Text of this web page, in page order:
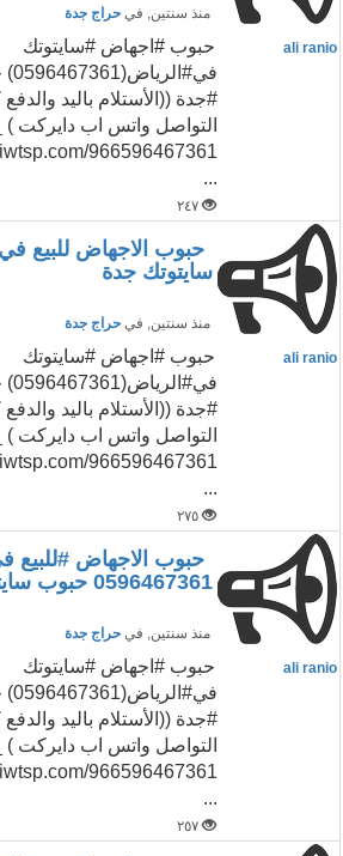
منذ سنتين, في حراج جدة
ali ranio
حبوب #اجهاض #سايتوتك
#جدة ((الأستلام باليد
التواصل واتس اب دايركت
...
٢٤٧
سايتوتك جدة
منذ سنتين, في حراج جدة
ali ranio
حبوب #اجهاض #سايتوتك
#جدة ((الأستلام باليد
التواصل واتس اب دايركت
...
٢٧٥
حبوب الاجهاض #للبيع
0596467361 حبوب سايتوتك للبيع في ج
منذ سنتين, في حراج جدة
ali ranio
حبوب #اجهاض #سايتوتك
#جدة ((الأستلام باليد
التواصل واتس اب دايركت
...
٢٥٧